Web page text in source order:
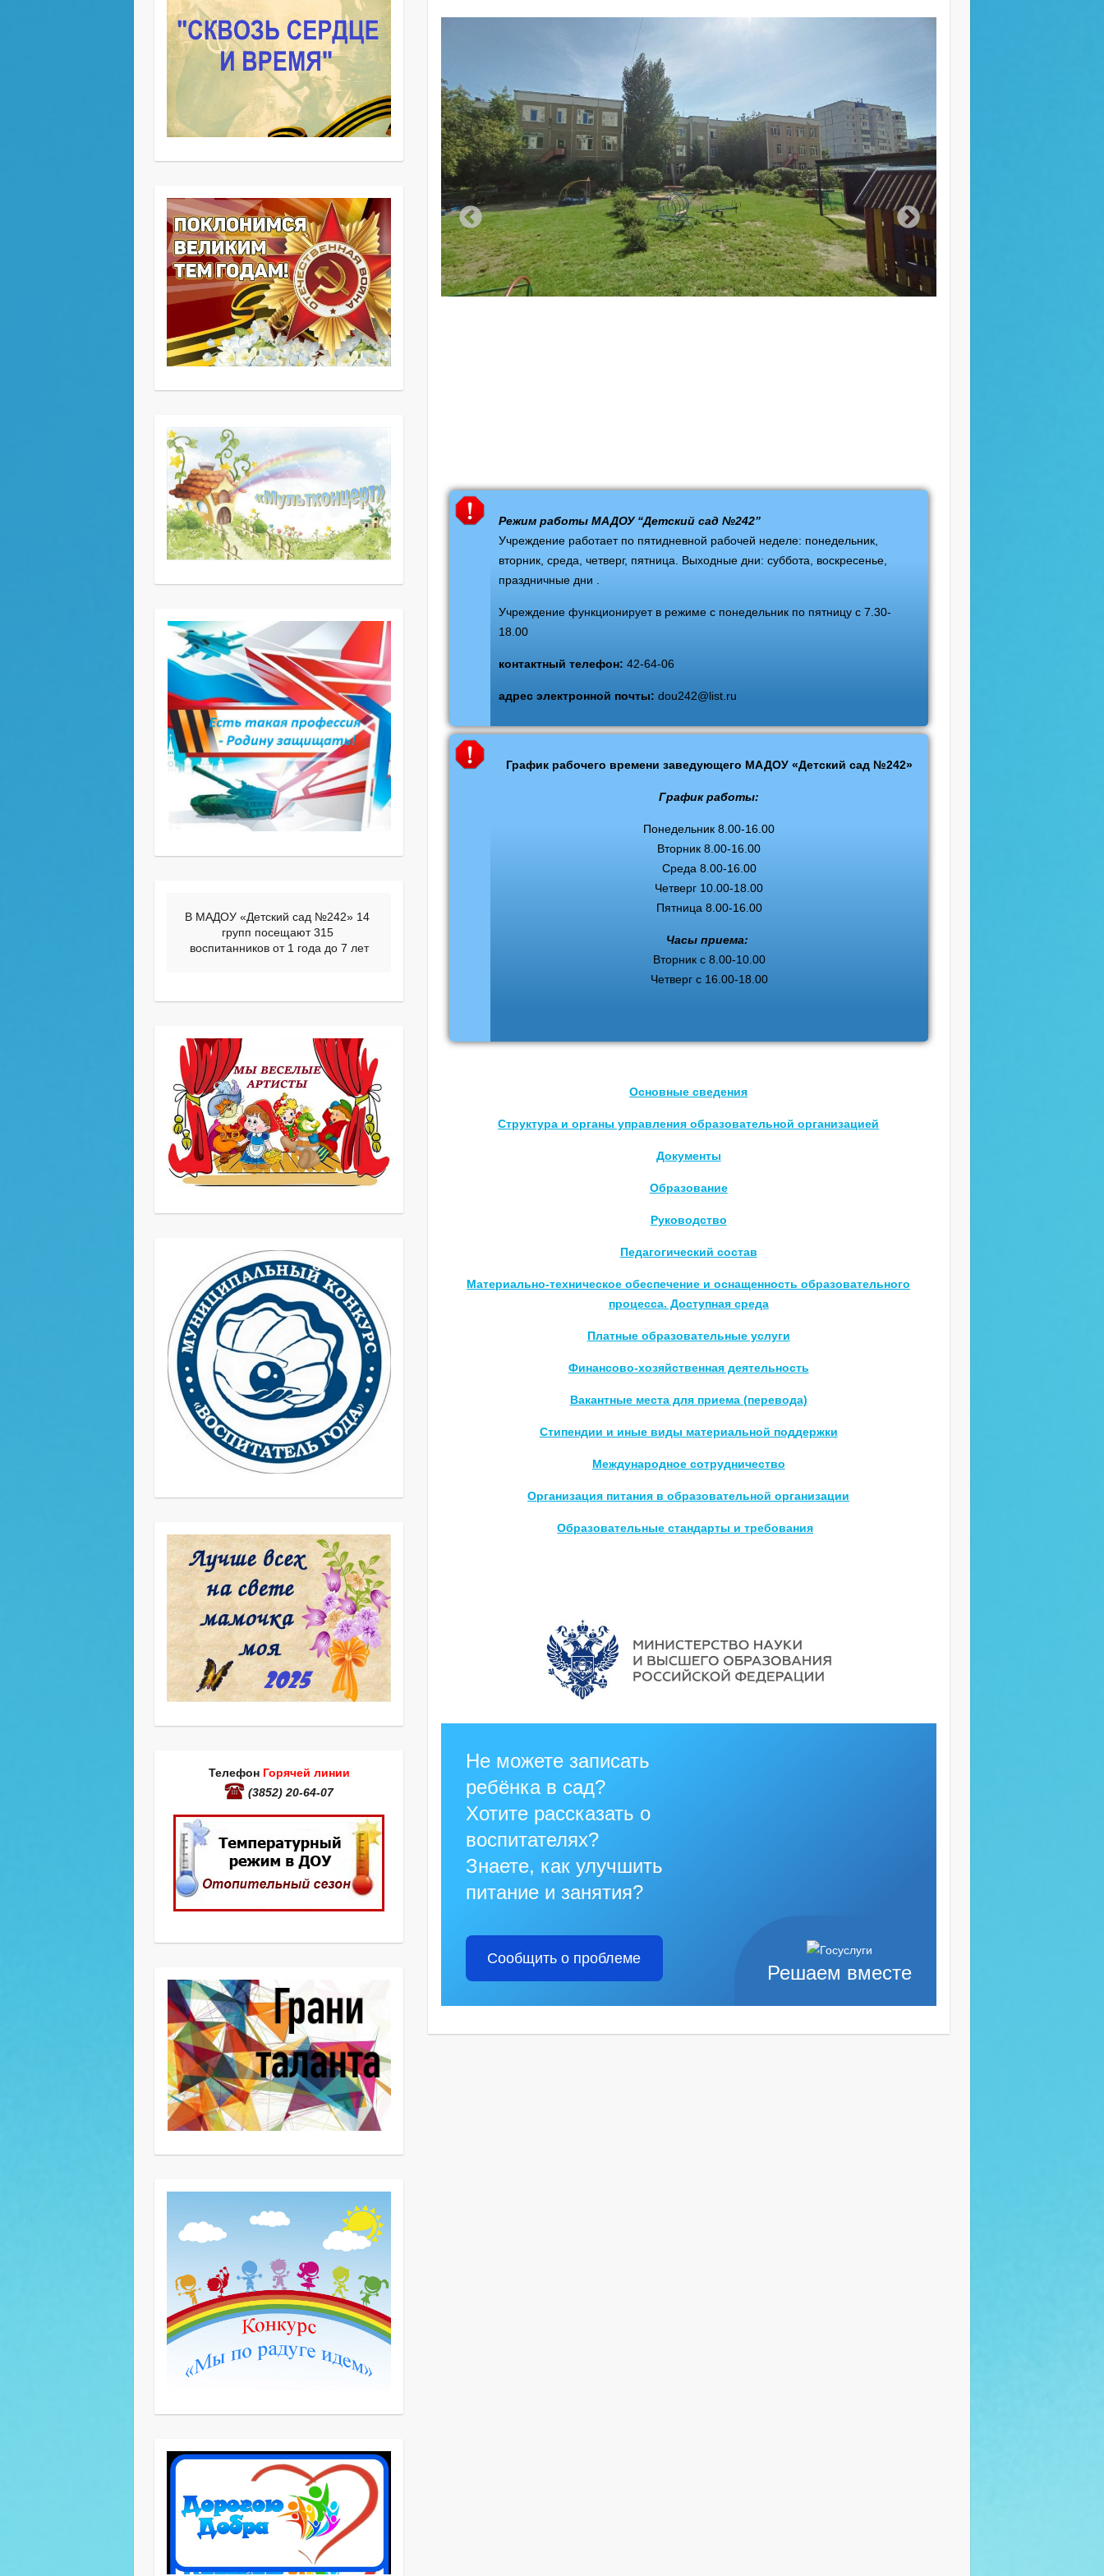
Режим работы МАДОУ “Детский сад №242”
Учреждение работает по пятидневной рабочей неделе: понедельник,
вторник, среда, четверг, пятница. Выходные дни: суббота, воскресенье,
праздничные дни .
Учреждение функционирует в режиме c понедельник по пятницу с 7.30-
18.00
контактный телефон: 42-64-06
адрес электронной почты: dou242@list.ru
График рабочего времени заведующего МАДОУ «Детский сад №242»
График работы:
Понедельник 8.00-16.00
Вторник 8.00-16.00
Среда 8.00-16.00
Четверг 10.00-18.00
Пятница 8.00-16.00
Часы приема:
Вторник с 8.00-10.00
Четверг с 16.00-18.00
Основные сведения
Структура и органы управления образовательной организацией
Документы
Образование
Руководство
Педагогический состав
Материально-техническое обеспечение и оснащенность образовательного
процесса. Доступная среда
Платные образовательные услуги
Финансово-хозяйственная деятельность
Вакантные места для приема (перевода)
Стипендии и иные виды материальной поддержки
Международное сотрудничество
Организация питания в образовательной организации
Образовательные стандарты и требования
Решаем вместе
Не можете записать
ребёнка в сад?
Хотите рассказать о
воспитателях?
Знаете, как улучшить
питание и занятия?
Сообщить о проблеме
В МАДОУ «Детский сад №242» 14
групп посещают 315
воспитанников от 1 года до 7 лет
Телефон Горячей линии
(3852) 20-64-07